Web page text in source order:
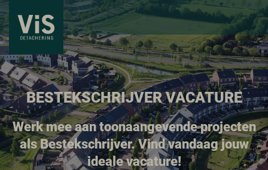
BESTEKSCHRIJVER VACATURE
Werk mee aan toonaangevende projecten
als Bestekschrijver. Vind vandaag jouw
ideale vacature!